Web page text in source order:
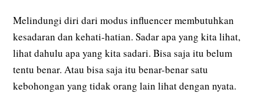
Melindungi diri dari modus influencer membutuhkan
kesadaran dan kehati-hatian. Sadar apa yang kita lihat,
lihat dahulu apa yang kita sadari. Bisa saja itu belum
tentu benar. Atau bisa saja itu benar-benar satu
kebohongan yang tidak orang lain lihat dengan nyata.